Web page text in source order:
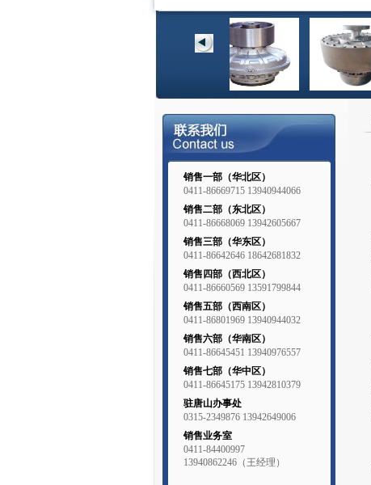
销售一部（华北区）
0411-86669715 13940944066
销售二部（东北区）
0411-86668069 13942605667
销售三部（华东区）
0411-86642646 18642681832
销售四部（西北区）
0411-86660569 13591799844
销售五部（西南区）
0411-86801969 13940944032
销售六部（华南区）
0411-86645451 13940976557
销售七部（华中区）
0411-86645175 13942810379
驻唐山办事处
0315-2349876 13942649006
销售业务室
0411-84400997
13940862246（王经理）